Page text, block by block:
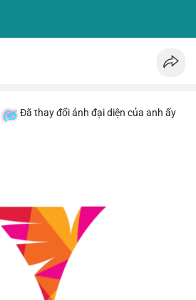
Đã thay đổi ảnh đại diện của anh ấy